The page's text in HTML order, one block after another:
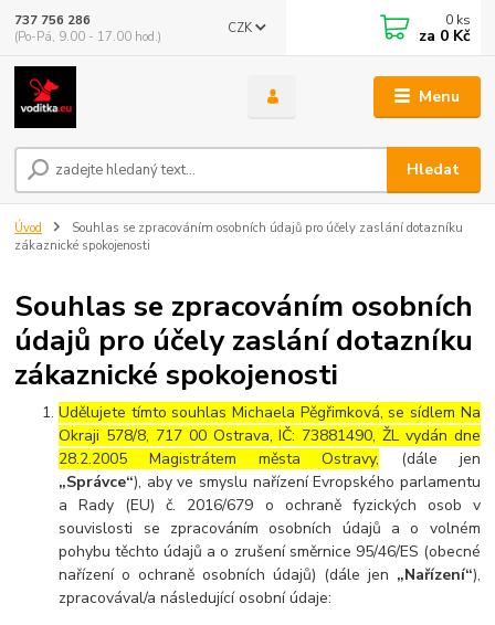
Menu
CZK
Hledat
737 756 286
(Po-Pá, 9.00 - 17.00 hod.)
0 ks
za 0 Kč
Úvod
Souhlas se zpracováním osobních údajů pro účely zaslání dotazníku
zákaznické spokojenosti
Souhlas se zpracováním osobních
údajů pro účely zaslání dotazníku
zákaznické spokojenosti
Udělujete tímto souhlas Michaela Pěgřimková, se sídlem Na
Okraji 578/8, 717 00 Ostrava, IČ: 73881490, ŽL vydán dne
28.2.2005 Magistrátem města Ostravy, (dále jen
„Správce“), aby ve smyslu nařízení Evropského parlamentu
a Rady (EU) č. 2016/679 o ochraně fyzických osob v
souvislosti se zpracováním osobních údajů a o volném
pohybu těchto údajů a o zrušení směrnice 95/46/ES (obecné
nařízení o ochraně osobních údajů) (dále jen „Nařízení“),
zpracovával/a následující osobní údaje: